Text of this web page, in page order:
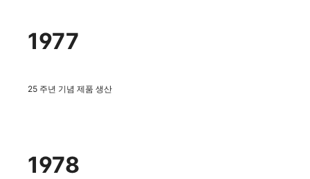
1977
25 주년 기념 제품 생산
1978